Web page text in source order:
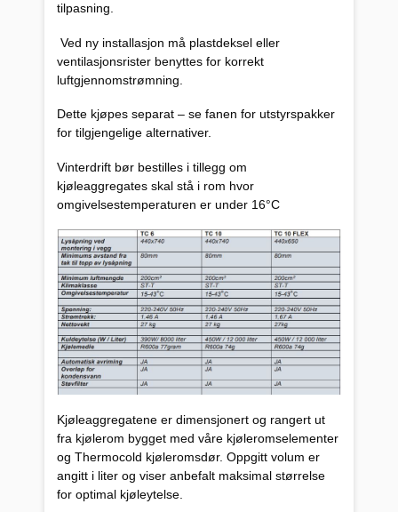
tilpasning.
Ved ny installasjon må plastdeksel eller
ventilasjonsrister benyttes for korrekt
luftgjennomstrømning.
Dette kjøpes separat – se fanen for utstyrspakker
for tilgjengelige alternativer.
Vinterdrift bør bestilles i tillegg om
kjøleaggregates skal stå i rom hvor
omgivelsestemperaturen er under 16°C
Kjøleaggregatene er dimensjonert og rangert ut
fra kjølerom bygget med våre kjøleromselementer
og Thermocold kjøleromsdør. Oppgitt volum er
angitt i liter og viser anbefalt maksimal størrelse
for optimal kjøleytelse.